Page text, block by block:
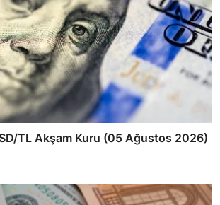
TL Akşam Kuru (05 Ağustos 2026)